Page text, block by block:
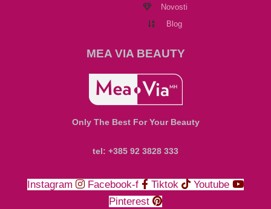
Novosti
Blog
MEA VIA BEAUTY
Only The Best For Your Beauty
tel: +385 92 3828 333
Instagram Facebook-f Tiktok
Youtube
Pinterest